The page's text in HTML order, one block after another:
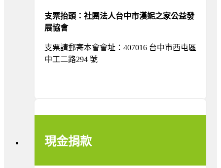
支票抬頭：社團法人台中市漢妮之家公益發
展協會
支票請郵寄本會會址 ：407016 台中市西屯區
中工二路294 號
現金捐款